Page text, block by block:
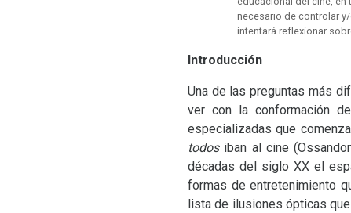
necesario de controlar
intentará reflexionar
Introducción
Una de las preguntas más
ver con la conformación
especializadas que
todosiban al cine
décadas del sigloXX el
formas de entretenimiento
lista de ilusiones ópticas